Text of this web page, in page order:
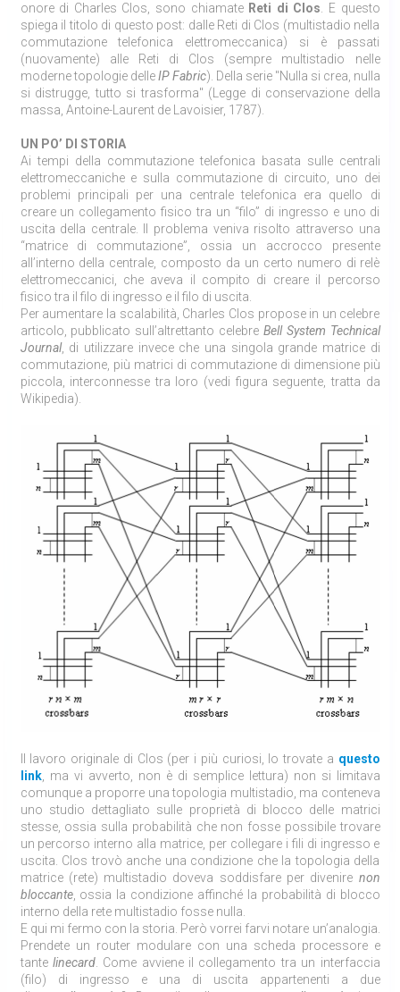
onore di Charles Clos, sono chiamate Reti di Clos . E questo
spiega il titolo di questo post: dalle Reti di Clos (multistadio nella
commutazione telefonica elettromeccanica) si è passati
(nuovamente) alle Reti di Clos (sempre multistadio nelle
moderne topologie delleIP Fabric). Della serie "Nulla si crea, nulla
si distrugge, tutto si trasforma" (Legge di conservazione della
massa, Antoine-Laurent de Lavoisier, 1787).
UN PO’ DI STORIA
Ai tempi della commutazione telefonica basata sulle centrali
elettromeccaniche e sulla commutazione di circuito, uno dei
problemi principali per una centrale telefonica era quello di
creare un collegamento fisico tra un “filo” di ingresso e uno di
uscita della centrale. Il problema veniva risolto attraverso una
“matrice di commutazione”, ossia un accrocco presente
all’interno della centrale, composto da un certo numero di relè
elettromeccanici, che aveva il compito di creare il percorso
fisico tra il filo di ingresso e il filo di uscita.
Per aumentare la scalabilità, Charles Clos propose in un celebre
articolo, pubblicato sull’altrettanto celebre Bell System Technical
Journal, di utilizzare invece che una singola grande matrice di
commutazione, più matrici di commutazione di dimensione più
piccola, interconnesse tra loro (vedi figura seguente, tratta da
Wikipedia).
Il lavoro originale di Clos (per i più curiosi, lo trovate a questo
link, ma vi avverto, non è di semplice lettura) non si limitava
comunque a proporre una topologia multistadio, ma conteneva
uno studio dettagliato sulle proprietà di blocco delle matrici
stesse, ossia sulla probabilità che non fosse possibile trovare
un percorso interno alla matrice, per collegare i fili di ingresso e
uscita. Clos trovò anche una condizione che la topologia della
matrice (rete) multistadio doveva soddisfare per divenire non
bloccante, ossia la condizione affinché la probabilità di blocco
interno della rete multistadio fosse nulla.
E qui mi fermo con la storia. Però vorrei farvi notare un’analogia.
Prendete un router modulare con una scheda processore e
tante linecard. Come avviene il collegamento tra un interfaccia
(filo) di ingresso e una di uscita appartenenti a due